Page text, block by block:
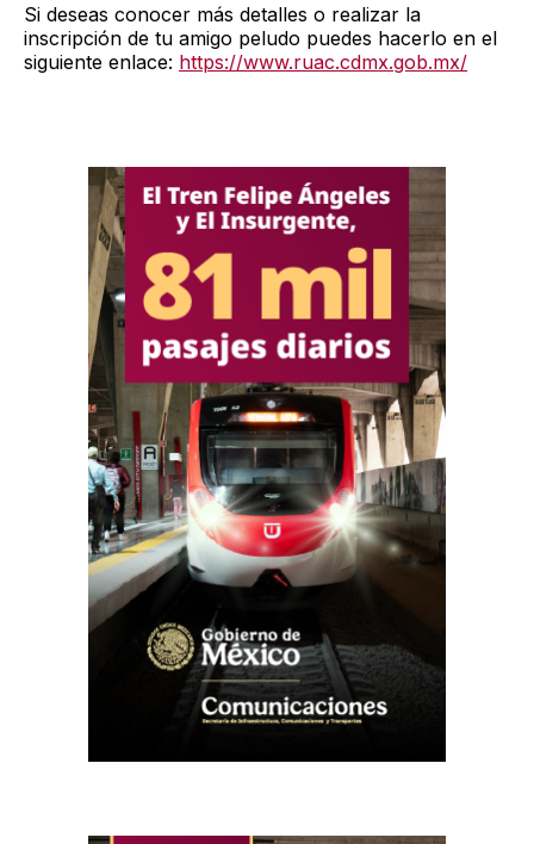
Si deseas conocer más detalles o realizar la
inscripción de tu amigo peludo puedes hacerlo en el
siguiente enlace: https://www.ruac.cdmx.gob.mx/